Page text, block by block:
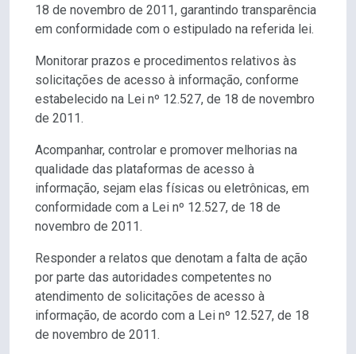
18 de novembro de 2011, garantindo transparência
em conformidade com o estipulado na referida lei.
Monitorar prazos e procedimentos relativos às
solicitações de acesso à informação, conforme
estabelecido na Lei nº 12.527, de 18 de novembro
de 2011.
Acompanhar, controlar e promover melhorias na
qualidade das plataformas de acesso à
informação, sejam elas físicas ou eletrônicas, em
conformidade com a Lei nº 12.527, de 18 de
novembro de 2011.
Responder a relatos que denotam a falta de ação
por parte das autoridades competentes no
atendimento de solicitações de acesso à
informação, de acordo com a Lei nº 12.527, de 18
de novembro de 2011.